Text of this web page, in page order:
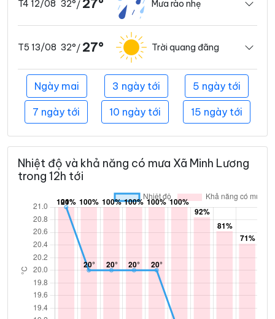
T4 12/08 32°/ 27° Mưa rào nhẹ
T5 13/08 32°/ 27° Trời quang đãng
Ngày mai 3 ngày tới 5 ngày tới
7 ngày tới 10 ngày tới 15 ngày tới
Nhiệt độ và khả năng có mưa Xã Minh Lương
trong 12h tới